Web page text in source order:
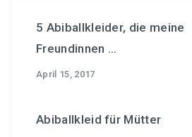
5 Abiballkleider, die meine
Freundinnen ...
April 15, 2017
Abiballkleid für Mütter